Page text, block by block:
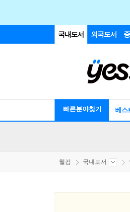
국내도서 외국도서
빠른분야찾기 베스
웰컴 국내도서